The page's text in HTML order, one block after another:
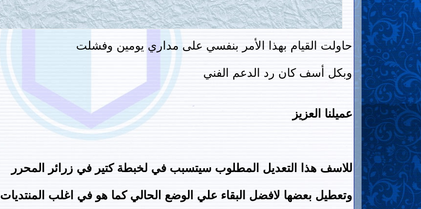
حاولت القيام بهذا الأمر بنفسي على مداري يومين وفشلت
وبكل أسف كان رد الدعم الفني
عميلنا العزيز
للاسف هذا التعديل المطلوب سيتسبب في لخبطة كتير في زرائر المحرر
وتعطيل بعضها لافضل البقاء علي الوضع الحالي كما هو في اغلب المنتديات